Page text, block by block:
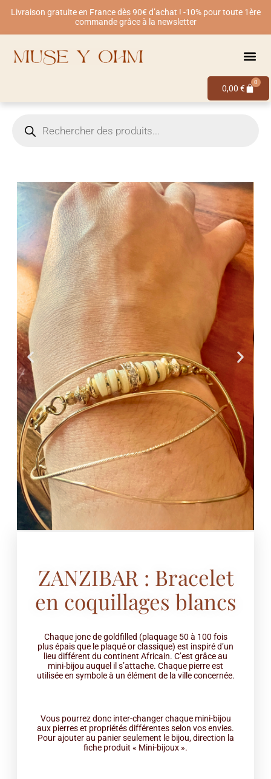
Livraison gratuite en France dès 90€ d’achat ! -10% pour toute 1ère
commande grâce à la newsletter
0,00 €
0
ZANZIBAR : Bracelet
en coquillages blancs
Chaque jonc de goldfilled (plaquage 50 à 100 fois
plus épais que le plaqué or classique) est inspiré d’un
lieu différent du continent Africain. C’est grâce au
mini-bijou auquel il s’attache. Chaque pierre est
utilisée en symbole à un élément de la ville concernée.
Vous pourrez donc inter-changer chaque mini-bijou
aux pierres et propriétés différentes selon vos envies.
Pour ajouter au panier seulement le bijou, direction la
fiche produit « Mini-bijoux ».